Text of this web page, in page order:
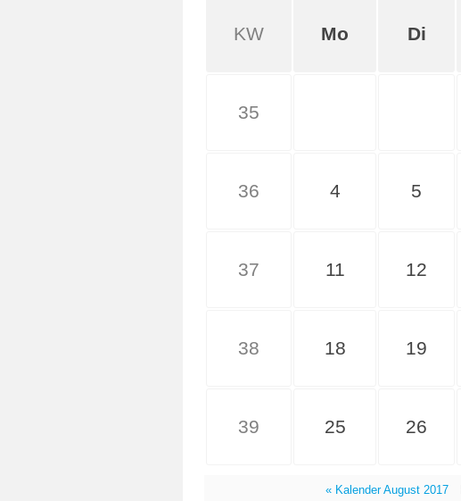
KW Mo Di
35
36 4 5
37 11 12
38 18 19
39 25 26
« Kalender August 2017